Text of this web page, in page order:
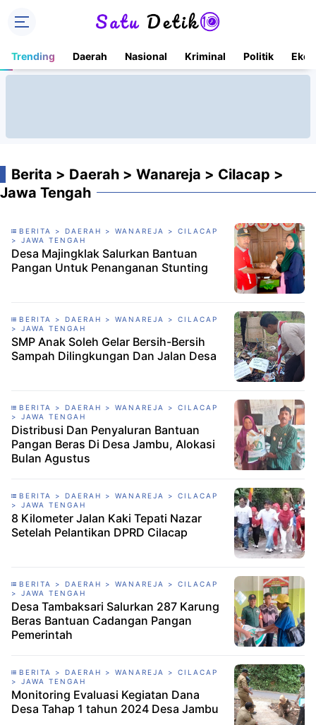
Trending Daerah Nasional Kriminal Politik
Berita > Daerah > Wanareja > Cilacap >
Jawa Tengah
BERITA > DAERAH > WANAREJA > CILACAP
> JAWA TENGAH
Desa Majingklak Salurkan Bantuan
Pangan Untuk Penanganan Stunting
BERITA > DAERAH > WANAREJA > CILACAP
> JAWA TENGAH
SMP Anak Soleh Gelar Bersih-Bersih
Sampah Dilingkungan Dan Jalan Desa
BERITA > DAERAH > WANAREJA > CILACAP
> JAWA TENGAH
Distribusi Dan Penyaluran Bantuan
Pangan Beras Di Desa Jambu, Alokasi
Bulan Agustus
BERITA > DAERAH > WANAREJA > CILACAP
> JAWA TENGAH
8 Kilometer Jalan Kaki Tepati Nazar
Setelah Pelantikan DPRD Cilacap
BERITA > DAERAH > WANAREJA > CILACAP
> JAWA TENGAH
Desa Tambaksari Salurkan 287 Karung
Beras Bantuan Cadangan Pangan
Pemerintah
BERITA > DAERAH > WANAREJA > CILACAP
> JAWA TENGAH
Monitoring Evaluasi Kegiatan Dana
Desa Tahap 1 tahun 2024 Desa Jambu